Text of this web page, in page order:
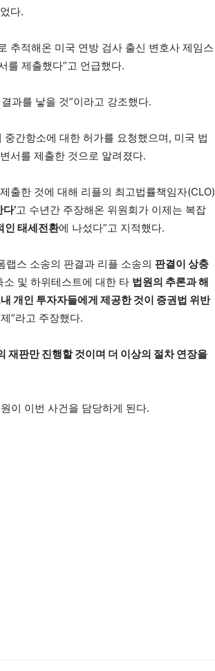
다.
추적해온 미국 연방 검사 출신 변호사 제임스
를 제출했다”고 언급했다.
과를 낳을 것”이라고 강조했다.
간항소에 대한 허가를 요청했으며, 미국 법
서를 제출한 것으로 알려졌다.
출한 것에 대해 리플의 최고법률책임자(CLO)
’고 수년간 주장해온 위원회가 이제는 복잡
인 태세전환에 나섰다”고 지적했다.
랩스 소송의 판결과 리플 소송의 판결이 상충
및 하위테스트에 대한 타 법원의 추론과 해
개인 투자자들에게 제공한 것이 증권법 위반
”라고 주장했다.
재판만 진행할 것이며 더 이상의 절차 연장을
이 이번 사건을 담당하게 된다.